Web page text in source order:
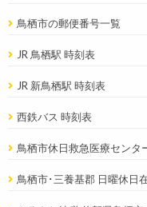
鳥栖市の郵便番号一覧
JR 鳥栖駅 時刻表
JR 新鳥栖駅 時刻表
西鉄バス 時刻表
鳥栖市休日救急医療センタ
鳥栖市･三養基郡 日曜休日